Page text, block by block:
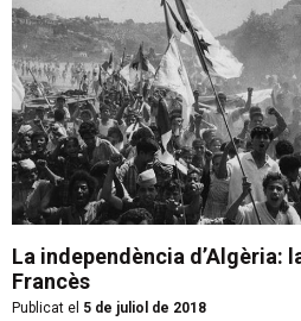
La independència d’Algèria:
Francès
Publicat el 5 de juliol de 2018